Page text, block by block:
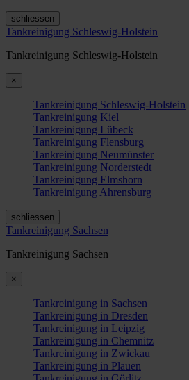
schliessen
Tankreinigung Schleswig-Holstein
Tankreinigung Schleswig-Holstein
×
Tankreinigung Schleswig-Holstein
Tankreinigung Kiel
Tankreinigung Lübeck
Tankreinigung Flensburg
Tankreinigung Neumünster
Tankreinigung Norderstedt
Tankreinigung Elmshorn
Tankreinigung Ahrensburg
schliessen
Tankreinigung Sachsen
Tankreinigung Sachsen
×
Tankreinigung in Sachsen
Tankreinigung in Dresden
Tankreinigung in Leipzig
Tankreinigung in Chemnitz
Tankreinigung in Zwickau
Tankreinigung in Plauen